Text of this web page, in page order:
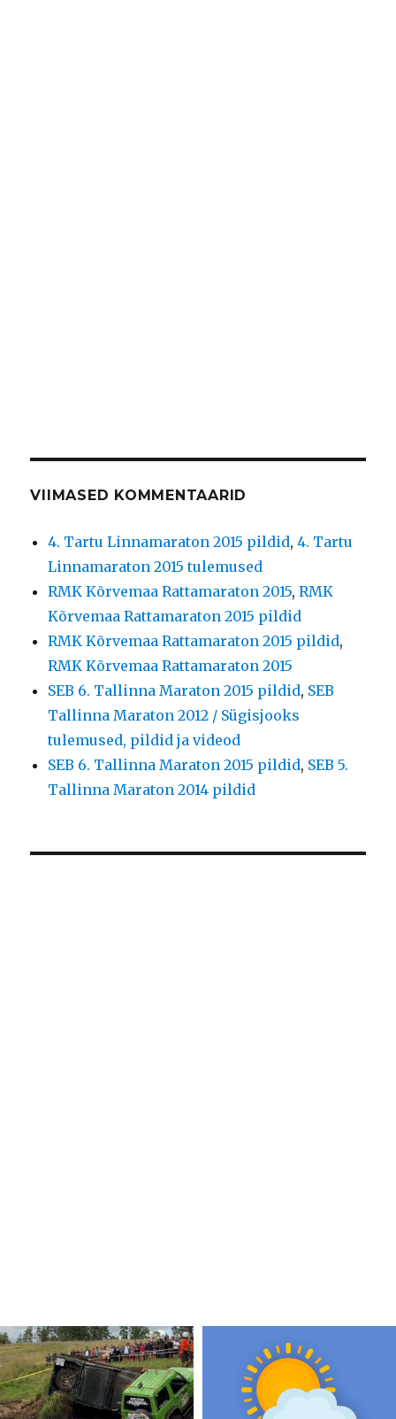
VIIMASED KOMMENTAARID
4. Tartu Linnamaraton 2015 pildid,4. Tartu
Linnamaraton 2015 tulemused
RMK Kõrvemaa Rattamaraton 2015,RMK
Kõrvemaa Rattamaraton 2015 pildid
RMK Kõrvemaa Rattamaraton 2015 pildid,
RMK Kõrvemaa Rattamaraton 2015
SEB 6. Tallinna Maraton 2015 pildid, SEB
Tallinna Maraton 2012 / Sügisjooks
tulemused, pildid ja videod
SEB 6. Tallinna Maraton 2015 pildid, SEB 5.
Tallinna Maraton 2014 pildid